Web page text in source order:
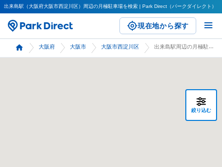
出来島駅（大阪府大阪市西淀川区）周辺の月極駐車場を検索 | Park Direct（パークダイレクト）
現在地から探す
大阪府 大阪市 大阪市西淀川区
絞り込む